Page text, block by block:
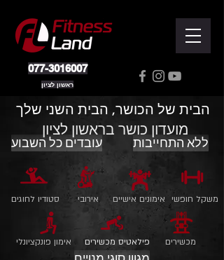
077-3016007
ראשון לציון
הבית של הכושר, הבית השני שלך
מועדון כושר בראשון לציון
עובדים כל השבוע
סטודיו לחוגים אירובי
ללא התחייבות
אימונים אישיים משקל חופשי
אימון פונקציונלי פילאטיס מכשירים מכשירים